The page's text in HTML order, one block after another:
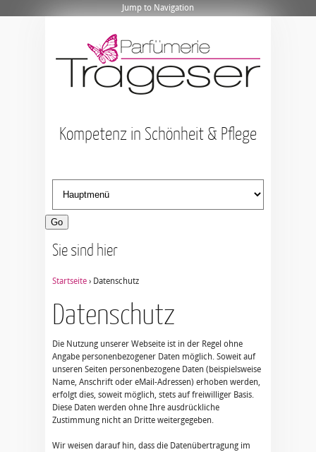
Jump to Navigation
Kompetenz in Schönheit & Pflege
Sie sind hier
Startseite › Datenschutz
Datenschutz
Die Nutzung unserer Webseite ist in der Regel ohne
Angabe personenbezogener Daten möglich. Soweit auf
unseren Seiten personenbezogene Daten (beispielsweise
Name, Anschrift oder eMail-Adressen) erhoben werden,
erfolgt dies, soweit möglich, stets auf freiwilliger Basis.
Diese Daten werden ohne Ihre ausdrückliche
Zustimmung nicht an Dritte weitergegeben.
Wir weisen darauf hin, dass die Datenübertragung im